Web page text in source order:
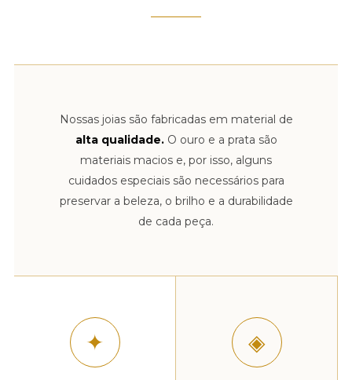
Nossas joias são fabricadas em material de
alta qualidade.O ouro e a prata são
materiais macios e, por isso, alguns
cuidados especiais são necessários para
preservar a beleza, o brilho e a durabilidade
de cada peça.
✦ ◈